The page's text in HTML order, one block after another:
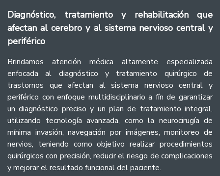
Diagnóstico, tratamiento y rehabilitación que
afectan al cerebro y al sistema nervioso central y
periférico
Brindamos atención médica altamente especializada
enfocada al diagnóstico y tratamiento quirúrgico de
trastornos que afectan al sistema nervioso central y
periférico con enfoque multidisciplinario a fín de garantizar
un diagnóstico preciso y un plan de tratamiento integral,
utilizando tecnología avanzada, como la neurocirugía de
mínima invasión, navegación por imágenes, monitoreo de
nervios, teniendo como objetivo realizar procedimientos
quirúrgicos con precisión, reducir el riesgo de complicaciones
y mejorar el resultado funcional del paciente.